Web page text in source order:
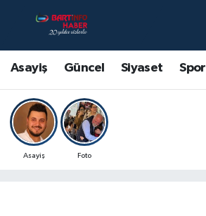
Asayiş Güncel Siyaset Spor
Asayiş Foto
Asayiş
Bartın Hakkında
Çevre
Eğitim
Bartın Nöbetçi Eczaneler
Bartın Hava Durumu
Bartin Namaz Vakitleri
Bartın Trafik Yoğunluk Haritası